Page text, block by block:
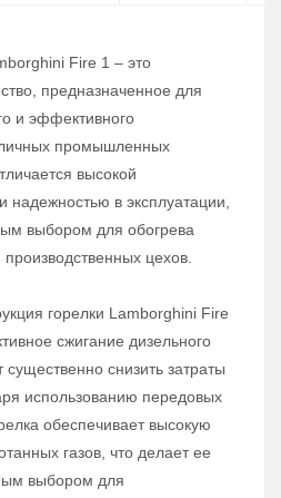
Fire 1 – это
предназначенное для
и эффективного
промышленных
высокой
надежностью в эксплуатации,
выбором для обогрева
цехов.
горелки Lamborghini Fire
сжигание дизельного
существенно снизить затраты
использованию передовых
обеспечивает высокую
газов, что делает ее
выбором для